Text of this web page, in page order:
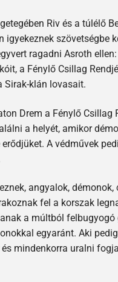
Riv és a túlélő
igyekeznek szövetségbe
ragadni Asroth
a Fénylő Csillag
Sirak-klán lovasait.
Drem a Fénylő Csillag
a helyét, amikor
A védművek
angyalok, démonok,
fel a korszak
a múltból felbugyogó
egyaránt. Aki
és mindenkorra uralni